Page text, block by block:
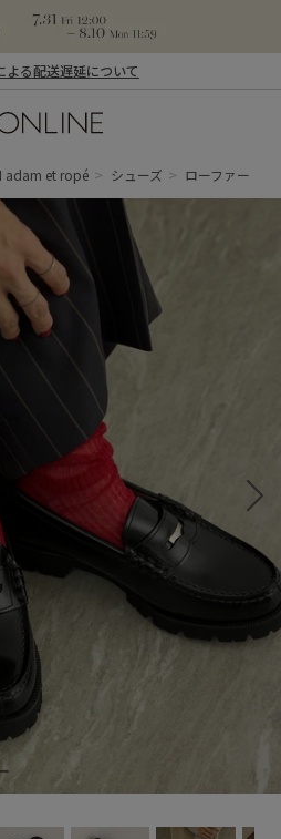
よる配送遅延について
adam et ropé シューズ ローファー